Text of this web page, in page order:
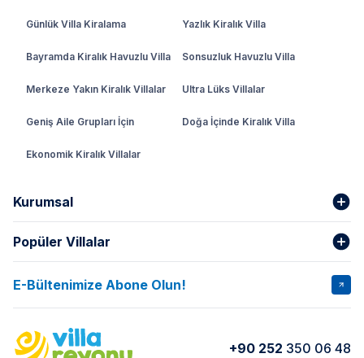
Günlük Villa Kiralama Yazlık Kiralık Villa
Bayramda Kiralık Havuzlu Villa Sonsuzluk Havuzlu Villa
Merkeze Yakın Kiralık Villalar Ultra Lüks Villalar
Geniş Aile Grupları İçin Doğa İçinde Kiralık Villa
Ekonomik Kiralık Villalar
Kurumsal
Hakkımızda
İptal Şartları Banka Hesapları
Kurumsal Blog
Yorumlar Nasıl Kiralarım
Popüler Villalar
VİLLA SALKIM VİLLA SLAY 1
VİLLA OLENNA 1 VİLLA MERT
E-Bültenimize Abone Olun!
+90 252 350 06 48